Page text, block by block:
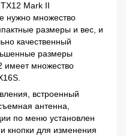
Mark II
нужно множество
размеры и вес, и
качественный
размеры
имеет множество
встроенный
антенна,
по меню установлен
кнопки для изменения